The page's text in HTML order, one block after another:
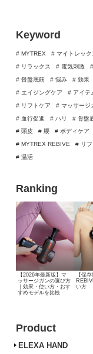
Keyword
# MYTREX # マイトレック
# リラックス
# 電気刺激
# 骨盤底筋
# 悩み # 効果
# エイジングケア
# アイテ
# リフトケア
# マッサージ
# 血行促進
# ハリ # 骨盤
# 頭皮
# 腰 # ボディケア
# MYTREX REBIVE
# リ
# 温活
Ranking
【2026年最新版】マ
ッサージガンの選び方
｜効果・使い方・おす
すめモデルを比較
【保
い方
Product
ELEXA HAND